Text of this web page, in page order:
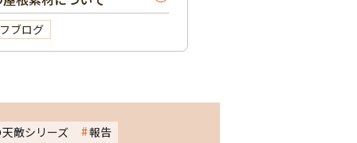
ブログ
敵シリーズ 報告